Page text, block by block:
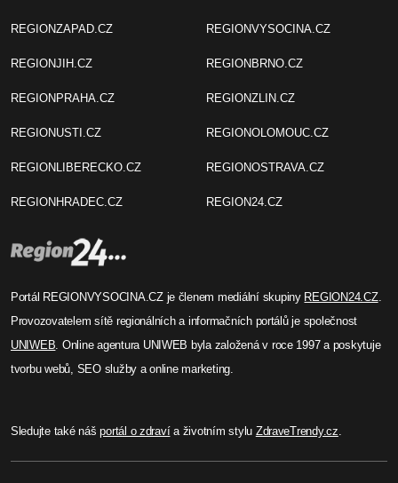
REGIONZAPAD.CZ
REGIONJIH.CZ
REGIONPRAHA.CZ
REGIONUSTI.CZ
REGIONLIBERECKO.CZ
REGIONHRADEC.CZ
REGIONVYSOCINA.CZ
REGIONBRNO.CZ
REGIONZLIN.CZ
REGIONOLOMOUC.CZ
REGIONOSTRAVA.CZ
REGION24.CZ
Portál REGIONVYSOCINA.CZ je členem mediální skupiny REGION24.CZ.
Provozovatelem sítě regionálních a informačních portálů je společnost
UNIWEB. Online agentura UNIWEB byla založená v roce 1997 a poskytuje
tvorbu webů, SEO služby a online marketing.
Sledujte také nášportál o zdravía životním stylu ZdraveTrendy.cz.